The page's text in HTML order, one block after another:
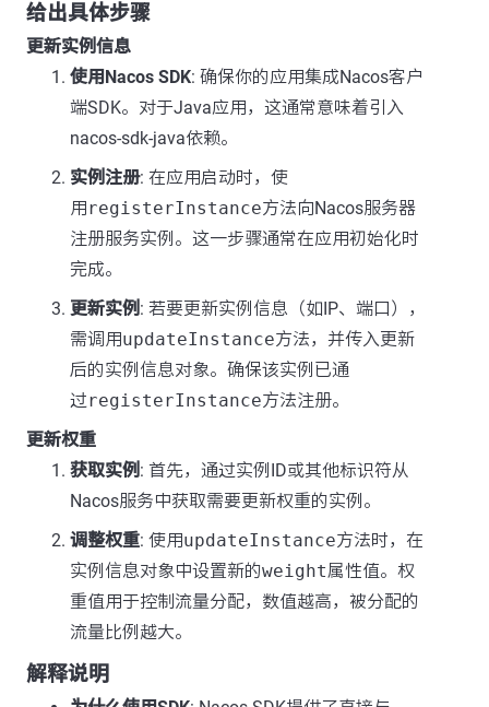
给出具体步骤
更新实例信息
使用Nacos SDK: 确保你的应用集成Nacos客户
端SDK。对于Java应用，这通常意味着引入
nacos-sdk-java依赖。
实例注册: 在应用启动时，使
用registerInstance方法向Nacos服务器
注册服务实例。这一步骤通常在应用初始化时
完成。
更新实例: 若要更新实例信息（如IP、端口），
需调用updateInstance方法，并传入更新
后的实例信息对象。确保该实例已通
过registerInstance方法注册。
更新权重
获取实例: 首先，通过实例ID或其他标识符从
Nacos服务中获取需要更新权重的实例。
调整权重: 使用updateInstance方法时，在
实例信息对象中设置新的weight属性值。权
重值用于控制流量分配，数值越高，被分配的
流量比例越大。
解释说明